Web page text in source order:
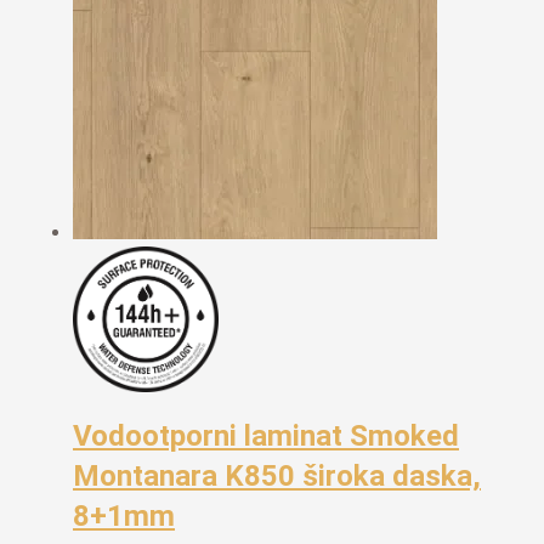
Vodootporni laminat Smoked
Montanara K850 široka daska,
8+1mm